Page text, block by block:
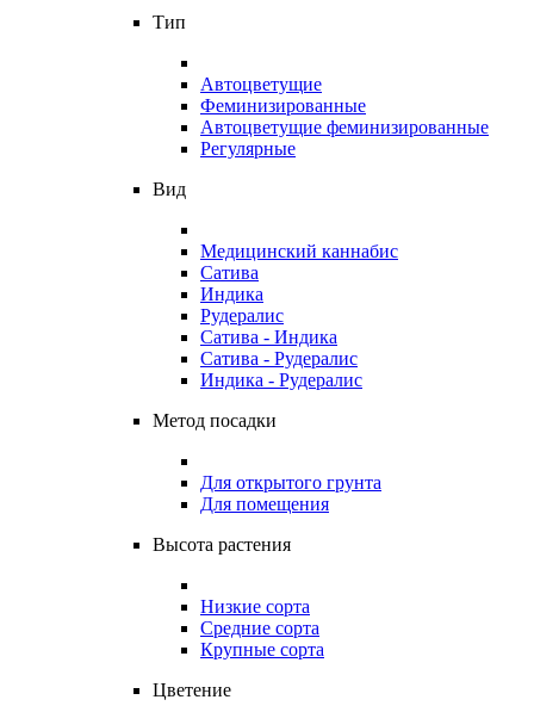
Тип
Автоцветущие
Феминизированные
Автоцветущие феминизированные
Регулярные
Вид
Медицинский каннабис
Сатива
Индика
Рудералис
Сатива - Индика
Сатива - Рудералис
Индика - Рудералис
Метод посадки
Для открытого грунта
Для помещения
Высота растения
Низкие сорта
Средние сорта
Крупные сорта
Цветение